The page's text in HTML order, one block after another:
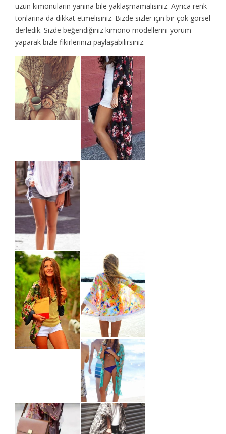
uzun kimonuların yanına bile yaklaşmamalısınız. Ayrıca renk
tonlarına da dikkat etmelisiniz. Bizde sizler için bir çok görsel
derledik. Sizde beğendiğiniz kimono modellerini yorum
yaparak bizle fikirlerinizi paylaşabilirsiniz.